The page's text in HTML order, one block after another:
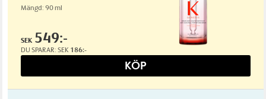
Mängd: 90 ml
SEK 549:-
DU SPARAR: SEK 186:-
KÖP